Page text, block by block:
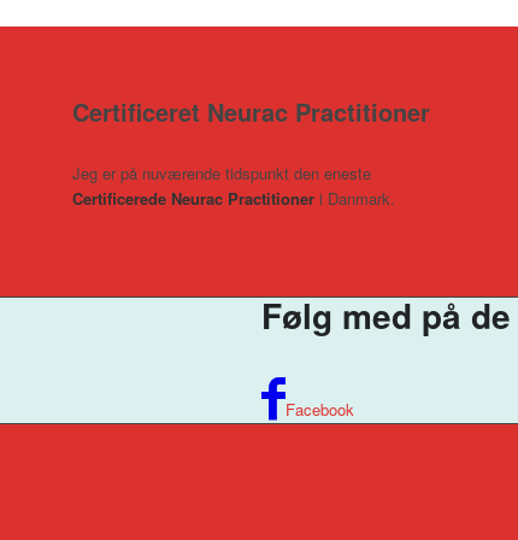
Certificeret Neurac Practitioner
Jeg er på nuværende tidspunkt den eneste
Certificerede Neurac Practitioner i Danmark.
Følg med på
Facebook